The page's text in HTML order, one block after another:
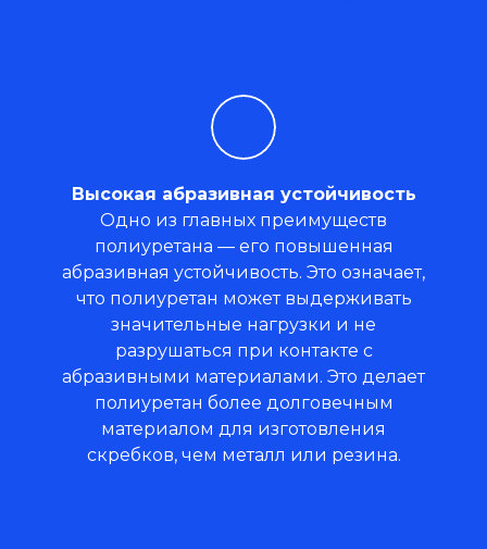
Высокая абразивная устойчивость
Одно из главных преимуществ
полиуретана — его повышенная
абразивная устойчивость. Это означает,
что полиуретан может выдерживать
значительные нагрузки и не
разрушаться при контакте с
абразивными материалами. Это делает
полиуретан более долговечным
материалом для изготовления
скребков, чем металл или резина.